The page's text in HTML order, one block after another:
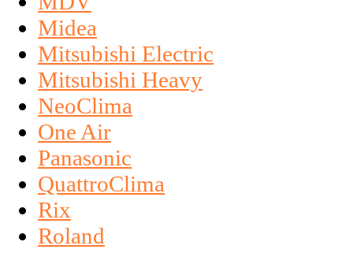
Midea
Mitsubishi Electric
Mitsubishi Heavy
NeoClima
One Air
Panasonic
QuattroClima
Rix
Roland